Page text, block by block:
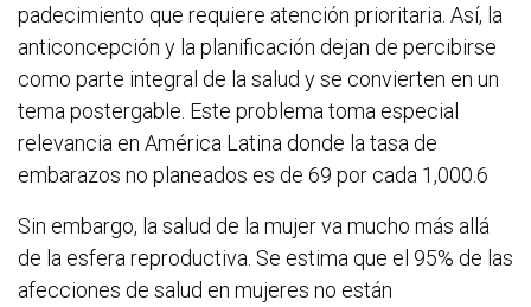
padecimiento que requiere atención prioritaria. Así, la
anticoncepción y la planificación dejan de percibirse
como parte integral de la salud y se convierten en un
tema postergable. Este problema toma especial
relevancia en América Latina donde la tasa de
embarazos no planeados es de 69 por cada 1,000.6
Sin embargo, la salud de la mujer va mucho más allá
de la esfera reproductiva. Se estima que el 95% de las
afecciones de salud en mujeres no están